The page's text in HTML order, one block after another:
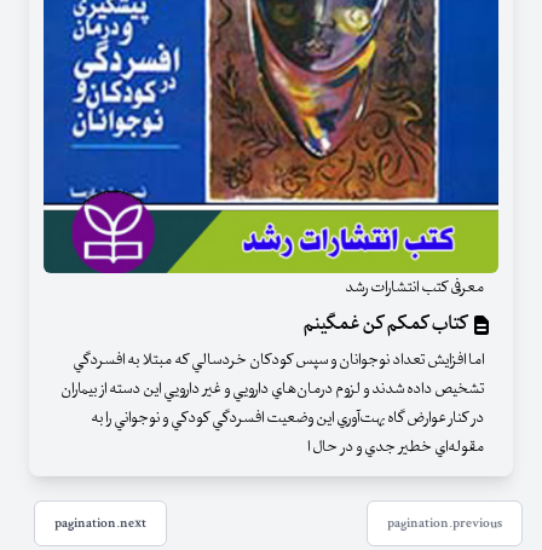
معرفی کتب انتشارات رشد
کتاب کمکم کن غمگینم
اما افزايش تعداد نوجوانان و سپس كودكان خردسالي كه مبتلا به افسردگي
تشخيص داده شدند و لزوم درمان‌هاي دارويي و غير دارويي اين دسته از بيماران
در كنار عوارض گاه بهت‌آوري اين وضعيت افسردگي كودكي و نوجواني را به
مقوله‌اي خطير جدي و در حال ا
pagination.previous
pagination.next